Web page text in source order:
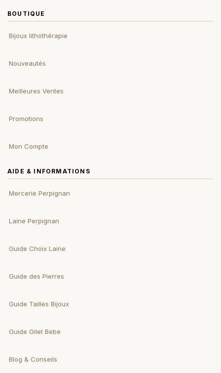
BOUTIQUE
Bijoux lithothérapie
Nouveautés
Meilleures Ventes
Promotions
Mon Compte
AIDE & INFORMATIONS
Mercerie Perpignan
Laine Perpignan
Guide Choix Laine
Guide des Pierres
Guide Tailles Bijoux
Guide Gilet Bebe
Blog & Conseils